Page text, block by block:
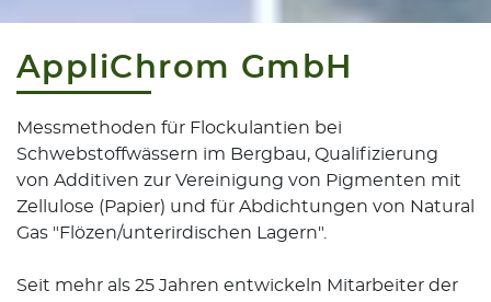
AppliChrom GmbH
Messmethoden für Flockulantien bei
Schwebstoffwässern im Bergbau, Qualifizierung
von Additiven zur Vereinigung von Pigmenten mit
Zellulose (Papier) und für Abdichtungen von Natural
Gas "Flözen/unterirdischen Lagern".
Seit mehr als 25 Jahren entwickeln Mitarbeiter der